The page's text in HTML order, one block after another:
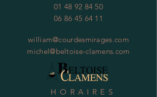
01 48 92 84 50
06 86 45 64 11
william@courdesmirages.com
michel@beltoise-clamens.com
HORAIRES